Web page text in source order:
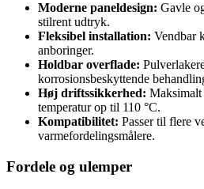
Moderne paneldesign: Gavle
stilrent udtryk.
Fleksibel installation: Vendbar
anboringer.
Holdbar overflade:
korrosionsbeskyttende
Høj driftssikkerhed:
temperatur op til 110 °C.
Kompatibilitet: Passer til flere
varmefordelingsmålere.
Fordele og ulemper